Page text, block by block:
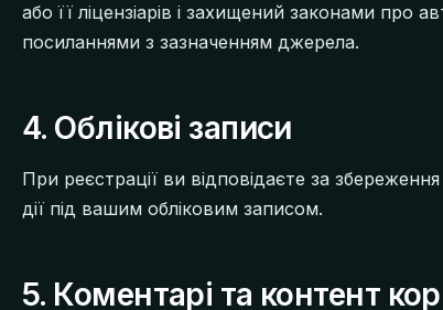
або її ліцензіарів і захищений законами про
посиланнями з зазначенням джерела.
4. Облікові записи
При реєстрації ви відповідаєте за
дії під вашим обліковим записом.
5. Коментарі та контент